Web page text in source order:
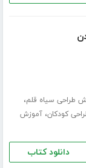
طراحی سیاه قلم،
کودکان،آموزش
دانلود کتاب